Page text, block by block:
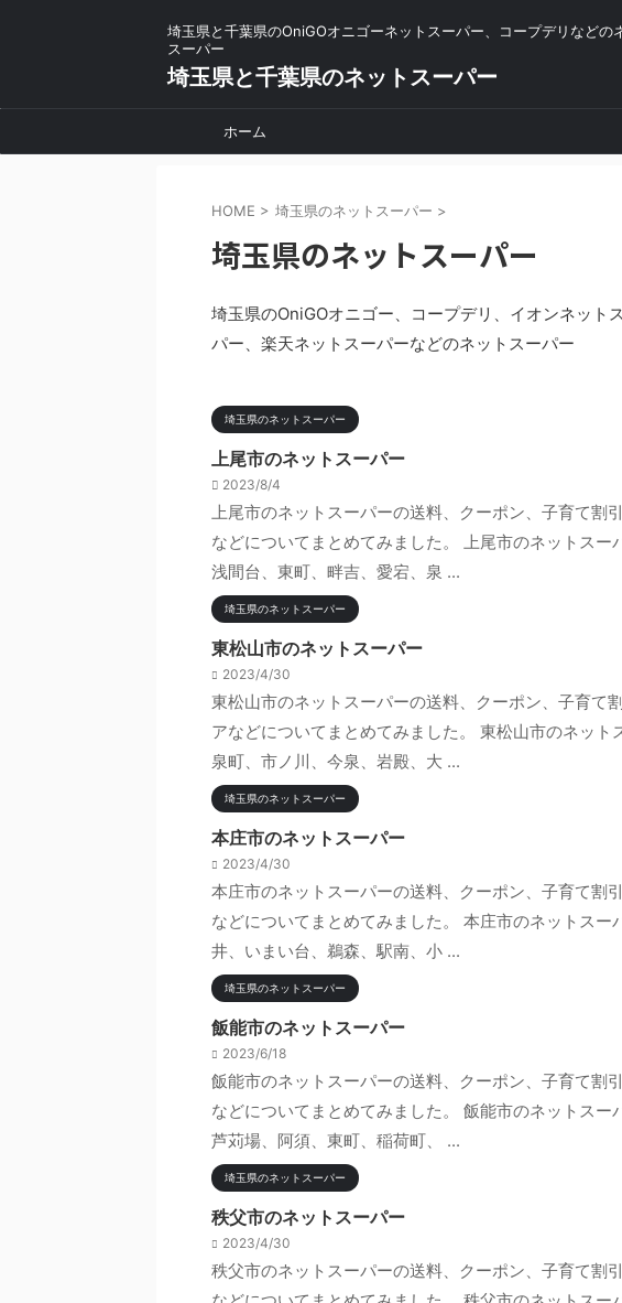
埼玉県と千葉県のOniGOオニゴーネットスーパー、コープデリなどの
スーパー
埼玉県と千葉県のネットスーパー
ホーム
HOME > 埼玉県のネットスーパー >
埼玉県のネットスーパー
埼玉県のOniGOオニゴー、コープデリ、イオンネット
パー、楽天ネットスーパーなどのネットスーパー
埼玉県のネットスーパー
上尾市のネットスーパー
2023/8/4
上尾市のネットスーパーの送料、クーポン、子育て割
などについてまとめてみました。 上尾市のネットスー
浅間台、東町、畔吉、愛宕、泉 ...
埼玉県のネットスーパー
東松山市のネットスーパー
2023/4/30
東松山市のネットスーパーの送料、クーポン、子育て
アなどについてまとめてみました。 東松山市のネッ
泉町、市ノ川、今泉、岩殿、大 ...
埼玉県のネットスーパー
本庄市のネットスーパー
2023/4/30
本庄市のネットスーパーの送料、クーポン、子育て割
などについてまとめてみました。 本庄市のネットス
井、いまい台、鵜森、駅南、小 ...
埼玉県のネットスーパー
飯能市のネットスーパー
2023/6/18
飯能市のネットスーパーの送料、クーポン、子育て割
などについてまとめてみました。 飯能市のネットスー
芦苅場、阿須、東町、稲荷町、 ...
埼玉県のネットスーパー
秩父市のネットスーパー
2023/4/30
秩父市のネットスーパーの送料、クーポン、子育て割